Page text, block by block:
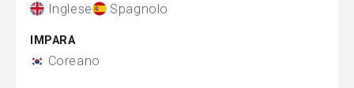
Inglese Spagnolo
IMPARA
Coreano